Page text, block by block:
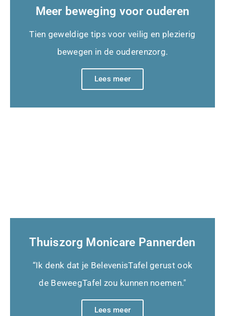
Meer beweging voor ouderen
Tien geweldige tips voor veilig en plezierig
bewegen in de ouderenzorg.
Lees meer
Thuiszorg Monicare Pannerden
“Ik denk dat je BelevenisTafel gerust ook
de BeweegTafel zou kunnen noemen."
Lees meer